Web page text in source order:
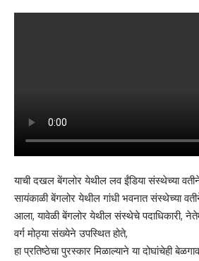
याची दखल बेंगलोर येथील लव ईंडिया संस्थेच्या
सायंकाळी बेंगलोर येथील गांधी भवनात संस्थेच्या
आला, यावेळी बेंगलोर येथील संस्थेचे पदाधिकारी,
वर्ग मोठ्या संख्येने उपस्थित होते,
हा प्रतिष्ठेचा पुरस्कार मिळाल्याने या दोघांचेही